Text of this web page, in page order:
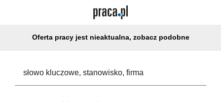
Oferta pracy jest nieaktualna, zobacz podobne